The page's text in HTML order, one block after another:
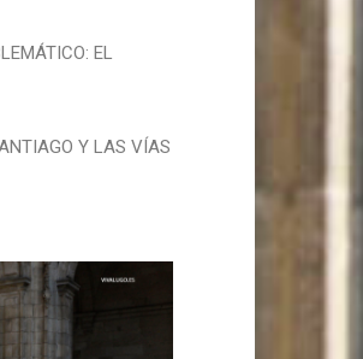
EL
Y LAS VÍAS